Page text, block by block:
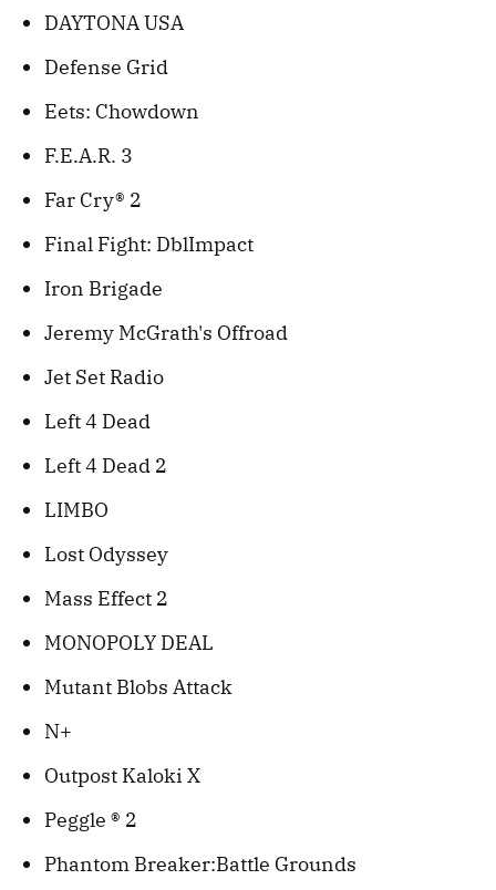
DAYTONA USA
Defense Grid
Eets: Chowdown
F.E.A.R. 3
Far Cry® 2
Final Fight: DblImpact
Iron Brigade
Jeremy McGrath's Offroad
Jet Set Radio
Left 4 Dead
Left 4 Dead 2
LIMBO
Lost Odyssey
Mass Effect 2
MONOPOLY DEAL
Mutant Blobs Attack
N+
Outpost Kaloki X
Peggle ® 2
Phantom Breaker:Battle Grounds